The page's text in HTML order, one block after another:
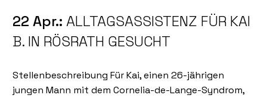
22 Apr.: ALLTAGSASSISTENZ FÜR KAI
B. IN RÖSRATH GESUCHT
Stellenbeschreibung Für Kai, einen 26-jährigen
jungen Mann mit dem Cornelia-de-Lange-Syndrom,